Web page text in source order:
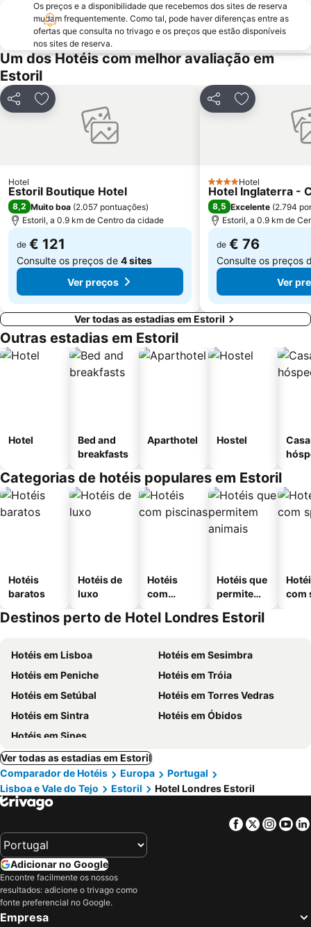
Lagoa de Albufeira
do Ouro Sesimbra
Tróia Beach
Alcântara
Oceanário de Lisboa
Praia da Caparica
Chiado
Alvalade
Praça do Rossio
Gare do Oriente
Centro Comercial Vasco da Gama
Centro Colombo
Praia da Ribeira do Cavalo
Galapinhos Beach
Telheiras
Praça do Comércio
Os preços e a disponibilidade que recebemos dos sites de reserva
mudam frequentemente. Como tal, pode haver diferenças entre as
ofertas que consulta no trivago e os preços que estão disponíveis
nos sites de reserva.
Um dos Hotéis com melhor avaliação em
Estoril
PartilharAdicionar aos favoritos
Hotel
Estoril Boutique Hotel
8,2 Muito boa (2.057 pontuações)
Estoril, a 0.9 km de Centro da cidade
de € 121
Consulte os preços de 4 sites
Ver preços
PartilharAdicionar
4 Estrelas
Hotel
Hotel Inglaterra -
8,5 Excelente (2.794
Estoril, a 0.9 km de
de € 76
Consulte os preços
Ver
Ver todas as estadias em Estoril
Outras estadias em Estoril
Hotel
Bed and
breakfasts
Aparthotel Hostel
Categorias de hotéis populares em Estoril
Hotéis
baratos
Hotéis de
luxo
Hotéis
com
Hotéis que
permitem
com
Destinos perto de Hotel Londres Estoril
Hotéis em Lisboa
Hotéis em Sesimbra
Hotéis em Peniche
Hotéis em Tróia
Hotéis em Setúbal
Hotéis em Torres Vedras
Hotéis em Sintra
Hotéis em Óbidos
Hotéis em Sines
Ver todas as estadias em Estoril
Comparador de Hotéis
Europa
Portugal
Lisboa e Vale do Tejo
Estoril Hotel Londres Estoril
Facebook
Twitter
Adicionar no Google
Encontre facilmente os nossos
resultados: adicione o trivago como
fonte preferencial no Google.
Empresa